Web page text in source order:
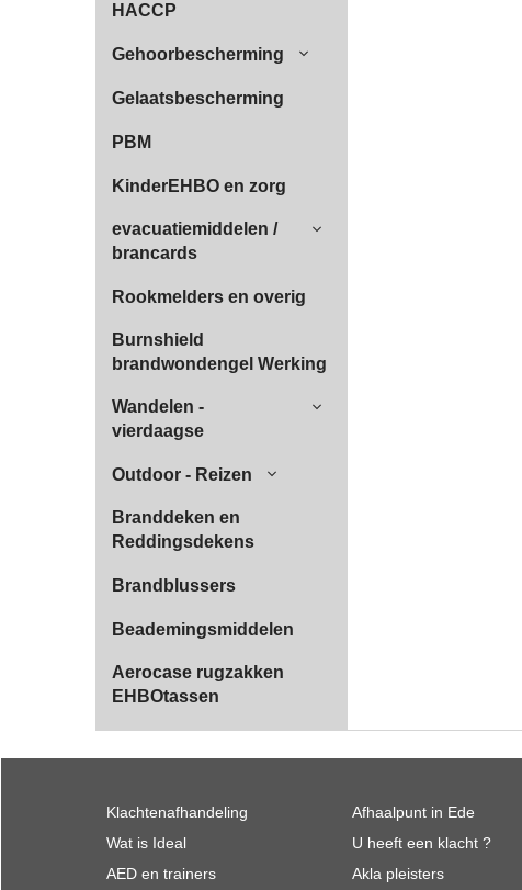
HACCP
Gehoorbescherming
Gelaatsbescherming
PBM
KinderEHBO en zorg
evacuatiemiddelen /
brancards
Rookmelders en overig
Burnshield
brandwondengel Werking
Wandelen -
vierdaagse
Outdoor - Reizen
Branddeken en
Reddingsdekens
Brandblussers
Beademingsmiddelen
Aerocase rugzakken
EHBOtassen
Klachtenafhandeling
Wat is Ideal
AED en trainers
Afhaalpunt in Ede
U heeft een klacht ?
Akla pleisters